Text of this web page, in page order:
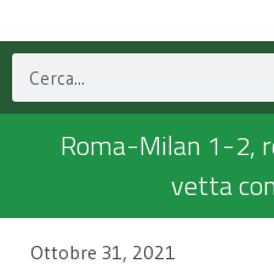
Roma-Milan 1-2,
vetta
Ottobre 31, 2021